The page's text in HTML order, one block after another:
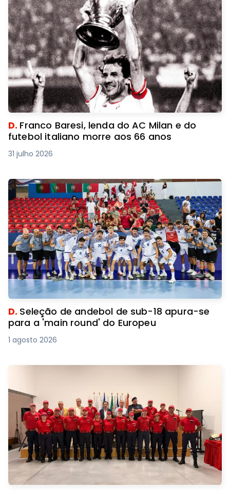
D. Franco Baresi, lenda do AC Milan e do
futebol italiano morre aos 66 anos
31 julho 2026
D. Seleção de andebol de sub-18 apura-se
para a 'main round' do Europeu
1 agosto 2026